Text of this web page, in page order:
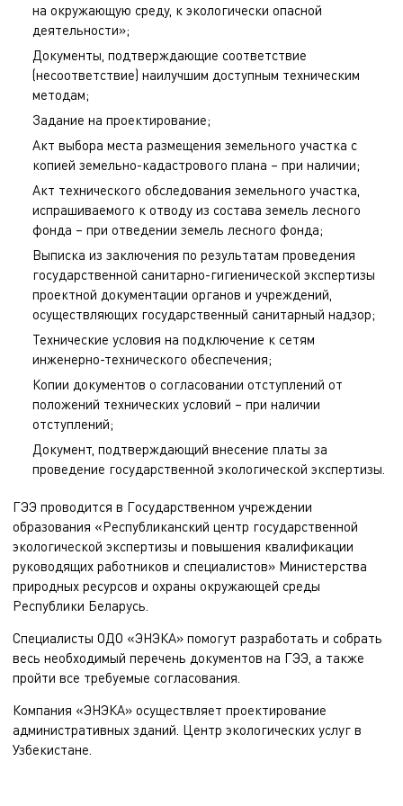
на окружающую среду, к экологически опасной
деятельности»;
Документы, подтверждающие соответствие
(несоответствие) наилучшим доступным техническим
методам;
Задание на проектирование;
Акт выбора места размещения земельного участка с
копией земельно-кадастрового плана – при наличии;
Акт технического обследования земельного участка,
испрашиваемого к отводу из состава земель лесного
фонда – при отведении земель лесного фонда;
Выписка из заключения по результатам проведения
государственной санитарно-гигиенической экспертизы
проектной документации органов и учреждений,
осуществляющих государственный санитарный надзор;
Технические условия на подключение к сетям
инженерно-технического обеспечения;
Копии документов о согласовании отступлений от
положений технических условий – при наличии
отступлений;
Документ, подтверждающий внесение платы за
проведение государственной экологической экспертизы.
ГЭЭ проводится в Государственном учреждении
образования «Республиканский центр государственной
экологической экспертизы и повышения квалификации
руководящих работников и специалистов» Министерства
природных ресурсов и охраны окружающей среды
Республики Беларусь.
Специалисты ОДО «ЭНЭКА» помогут разработать и собрать
весь необходимый перечень документов на ГЭЭ, а также
пройти все требуемые согласования.
Компания «ЭНЭКА» осуществляет проектирование
административных зданий Центр экологических услуг в
Узбекистане.